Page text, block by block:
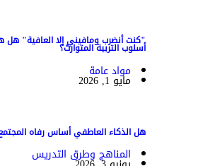
"كنت أنضرب ومافيني إلا العافية" هل
أسلوب التربية المتوارث؟
مواد عامة
مايو 1, 2026
هل الذكاء العاطفي أساس رفاه
المناهج وطرق التدريس